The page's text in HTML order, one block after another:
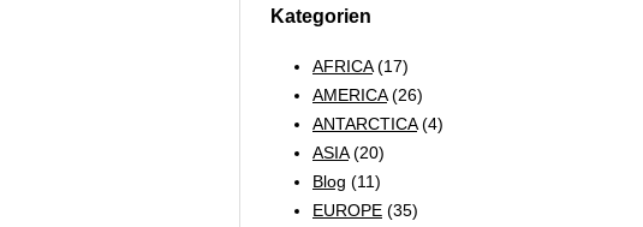
Kategorien
AFRICA(17)
AMERICA(26)
ANTARCTICA(4)
ASIA(20)
Blog (11)
EUROPE (35)